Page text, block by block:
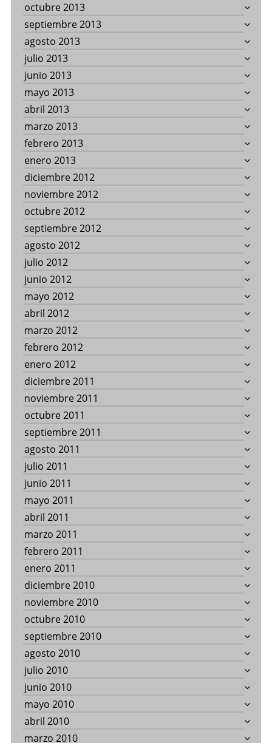
octubre 2013
septiembre 2013
agosto 2013
julio 2013
junio 2013
mayo 2013
abril 2013
marzo 2013
febrero 2013
enero 2013
diciembre 2012
noviembre 2012
octubre 2012
septiembre 2012
agosto 2012
julio 2012
junio 2012
mayo 2012
abril 2012
marzo 2012
febrero 2012
enero 2012
diciembre 2011
noviembre 2011
octubre 2011
septiembre 2011
agosto 2011
julio 2011
junio 2011
mayo 2011
abril 2011
marzo 2011
febrero 2011
enero 2011
diciembre 2010
noviembre 2010
octubre 2010
septiembre 2010
agosto 2010
julio 2010
junio 2010
mayo 2010
abril 2010
marzo 2010